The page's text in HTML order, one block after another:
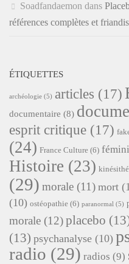
Soadfandaemon dans
références complètes et
ÉTIQUETTES
archéologie (5) articles (17)
documentaire (8)
esprit critique (17)
(24) France Culture (6)
Histoire (23)
(29) morale (11) mort
(10) ostéopathie (6) paranormal (5)
morale (12)placebo
(13) psychanalyse (10)
radio (29) radios (9)